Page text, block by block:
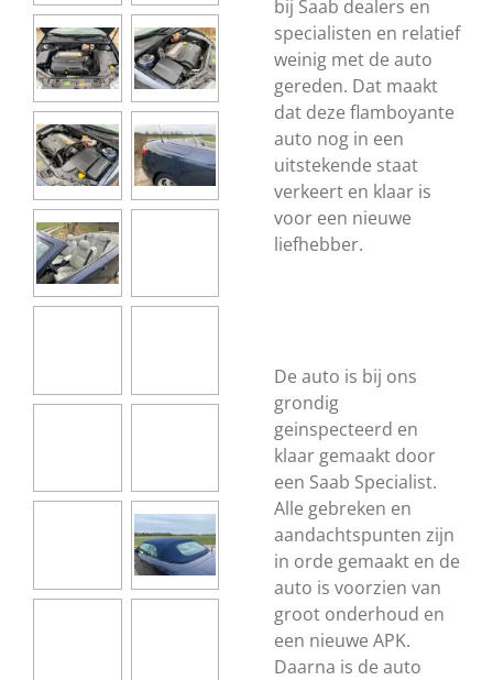
bij Saab dealers en
specialisten en relatief
weinig met de auto
gereden. Dat maakt
dat deze flamboyante
auto nog in een
uitstekende staat
verkeert en klaar is
voor een nieuwe
liefhebber.
De auto is bij ons
grondig
geinspecteerd en
klaar gemaakt door
een Saab Specialist.
Alle gebreken en
aandachtspunten zijn
in orde gemaakt en de
auto is voorzien van
groot onderhoud en
een nieuwe APK.
Daarna is de auto